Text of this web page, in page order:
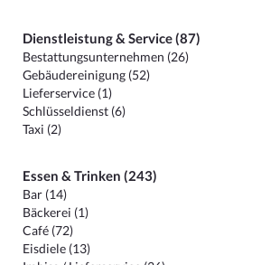
Dienstleistung & Service (87)
Bestattungsunternehmen (26)
Gebäudereinigung (52)
Lieferservice (1)
Schlüsseldienst (6)
Taxi (2)
Essen & Trinken (243)
Bar (14)
Bäckerei (1)
Café (72)
Eisdiele (13)